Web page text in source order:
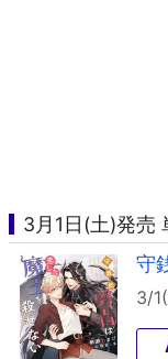
3月1日(土)発売
守
3/